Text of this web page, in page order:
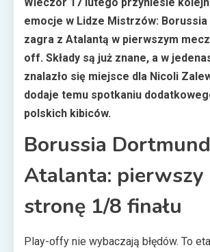
emocje w Lidze Mistrzów: Borussia
zagra z Atalantą w pierwszym
off. Składy są już znane, a w
znalazło się miejsce dla Nicoli
dodaje temu spotkaniu
polskich kibiców.
Borussia
Atalanta:
stronę 1/8 finału
Play-offy nie wybaczają błędów. To